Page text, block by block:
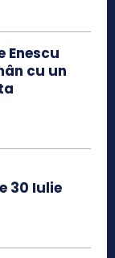
Enescu
cu un
30 Iulie